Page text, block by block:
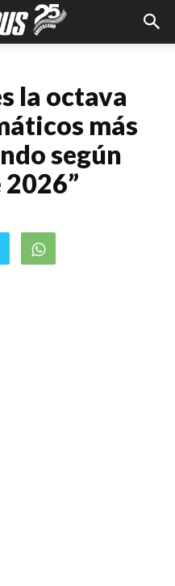
la octava
más
según